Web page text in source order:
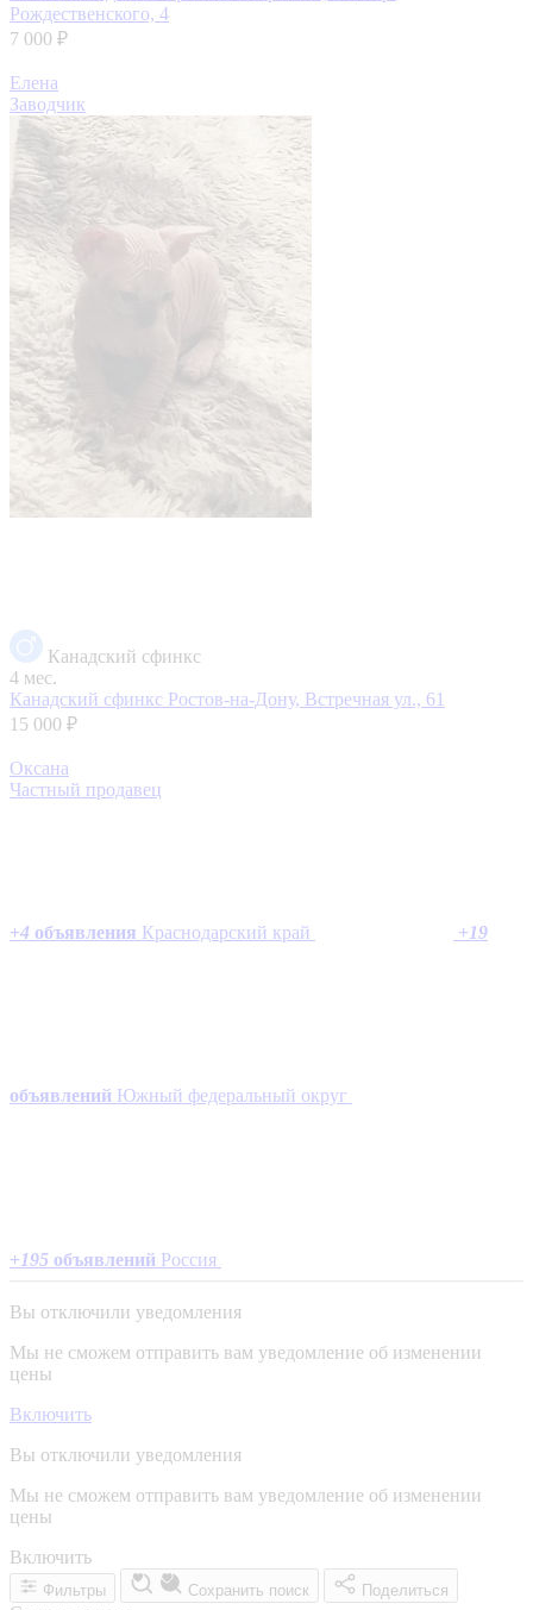
Рождественского, 4
7 000 ₽
Елена
Заводчик
Канадский сфинкс
4 мес.
Канадский сфинкс Ростов-на-Дону, Встречная ул., 61
15 000 ₽
Оксана
Частный продавец
+4 объявления Краснодарский край +19
объявлений Южный федеральный округ
+195 объявлений Россия
Вы отключили уведомления
Мы не сможем отправить вам уведомление об изменении
цены
Включить
Вы отключили уведомления
Мы не сможем отправить вам уведомление об изменении
цены
Включить
Фильтры Сохранить поиск Поделиться